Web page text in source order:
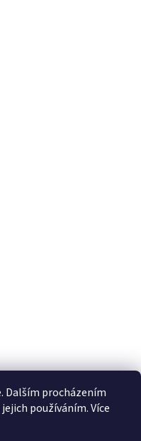
Dalším procházením
používáním. Více